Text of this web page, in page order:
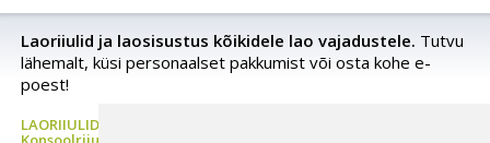
Laoriiulid ja laosisustus kõikidele lao vajadustele. Tutvu
lähemalt, küsi personaalset pakkumist või osta kohe e-
poest!
LAORIIULID Metallriiul, Kaubaaluste riiul, Rehviriiul,